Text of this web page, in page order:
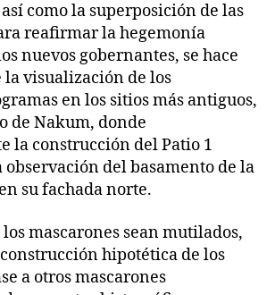
como la superposición de las
reafirmar la hegemonía
nuevos gobernantes, se hace
visualización de los
en los sitios más antiguos,
de Nakum, donde
la construcción del Patio 1
del basamento de la
su fachada norte.
los mascarones sean mutilados,
hipotética de los
a otros mascarones